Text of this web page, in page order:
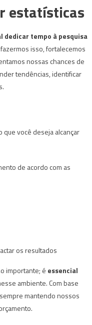
estatísticas
dedicar tempo à pesquisa
isso, fortalecemos
nossas chances de
tendências, identificar
que você deseja alcançar
de acordo com as
os resultados
importante; é essencial
ambiente. Com base
mantendo nossos